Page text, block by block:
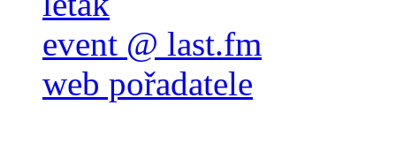
event @ last.fm
web pořadatele